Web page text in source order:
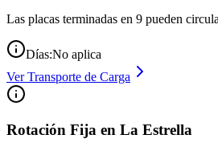
Las placas terminadas en 9 pueden
Días:No aplica
VerTransporte de Carga
Rotación Fija en La Estrella